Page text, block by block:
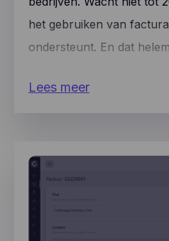
het gebruiken van
ondersteunt. En dat
Lees meer